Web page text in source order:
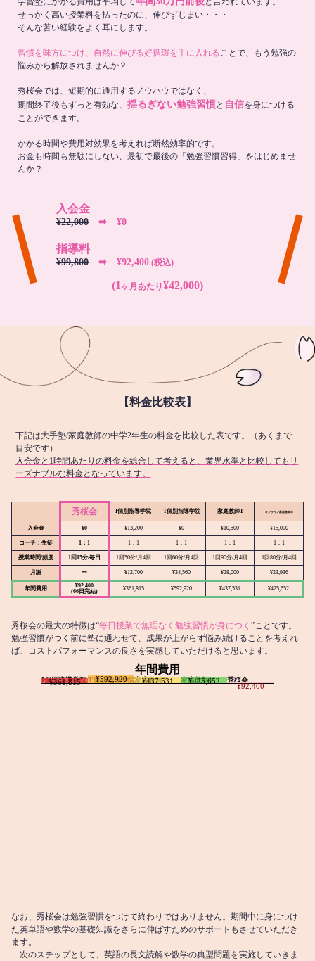
せっかく高い授業料を払ったのに、伸びずじまい・・・
そんな苦い経験をよく耳にします。
習慣を味方につけ、自然に伸びる好循環を手に入れることで、もう勉強の
悩みから解放されませんか？
秀桜会では、短期的に通用するノウハウではなく、
期間終了後もずっと有効な、 揺るぎない勉強習慣と 自信を身につける
ことができます。
かかる時間や費用対効果を考えれば断然効率的です。
お金も時間も無駄にしない、最初で最後の「勉強習慣習得」をはじめませ
んか？
入会金
¥22,000 ➡︎ ¥0
指導料
¥99,800 ➡︎ ¥92,400 (税込)
(1 ヶ月あたり¥42,000)
【料金比較表】
下記は大手塾/家庭教師の中学2年生の料金を比較した表です。（あくまで
目安です）
入会金と1時間あたりの料金を総合して考えると、業界水準と比較してもリ
ーズナブルな料金となっています。
秀桜会 I個別指導学院 T個別指導学院 家庭教師T オンライン家庭教師M
入会金 ¥0 ¥13,200 ¥0 ¥10,500 ¥15,000
コーチ：生徒 1：1 1：1 1：1 1：1 1：1
授業時間/頻度 1回15分/毎日 1回50分/月4回 1回60分/月4回 1回90分/月4回 1回80分/月4回
月謝 ー ¥12,700 ¥34,560 ¥28,000 ¥23,936
年間費用
¥92,400
(66日完結)
¥361,815 ¥592,920 ¥437,531 ¥425,652
秀桜会の最大の特徴は“毎日授業で無理なく勉強習慣が身につく ”ことです。
勉強習慣がつく前に塾に通わせて、成果が上がらず悩み続けることを考えれ
ば、コストパフォーマンスの良さを実感していただけると思います。
年間費用
I個別指導学院
¥361,815 T個別指導学院
¥592,920 家庭教師T
¥437,531 家庭教師M
¥425,652 秀桜会
¥92,400
なお、秀桜会は勉強習慣をつけて終わりではありません。期間中に身につけ
た英単語や数学の基礎知識をさらに伸ばすためのサポートもさせていただき
ます。
次のステップとして、英語の長文読解や数学の典型問題を実施していきま